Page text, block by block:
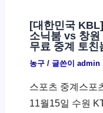
[대한민국
소닉붐 vs 창
무료 중계 토친
농구/ 글쓴이 admin
스포츠 중계스포
11월15일 수원